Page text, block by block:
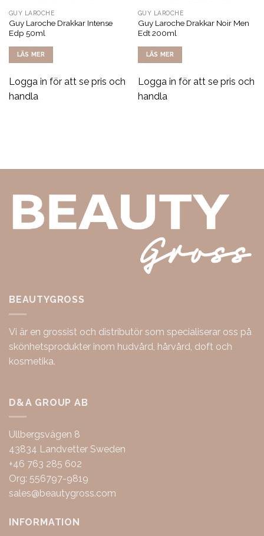
GUY LAROCHE
Guy Laroche Drakkar Intense
Edp 50ml
LÄS MER
Logga in för att se pris och
handla
GUY LAROCHE
Guy Laroche Drakkar Noir Men
Edt 200ml
LÄS MER
Logga in för att se pris och
handla
BEAUTYGROSS
Vi är en grossist och distributör som specialiserar oss på
skönhetsprodukter inom hudvård, hårvård, doft och
kosmetika.
D&A GROUP AB
Ullbergsvägen 8
43834 Landvetter Sweden
+46 763 285 602
Org: 556797-9819
sales@beautygross.com
INFORMATION